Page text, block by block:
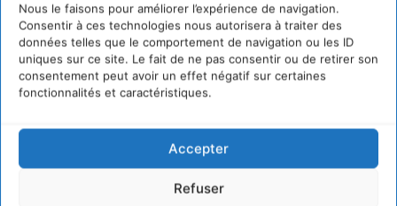
Nous le faisons pour améliorer l’expérience de navigation.
Consentir à ces technologies nous autorisera à traiter des
données telles que le comportement de navigation ou les ID
uniques sur ce site. Le fait de ne pas consentir ou de retirer son
consentement peut avoir un effet négatif sur certaines
fonctionnalités et caractéristiques.
Accepter
Refuser